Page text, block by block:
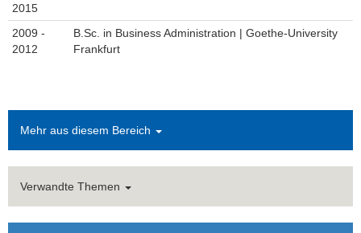
2015
2009 -
2012
B.Sc. in Business Administration | Goethe-University
Frankfurt
Mehr aus diesem Bereich
Verwandte Themen